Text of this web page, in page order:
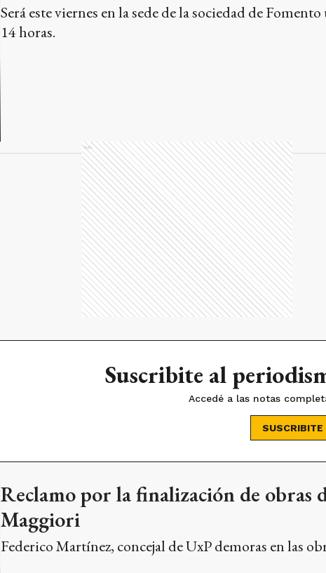
Será este viernes en la sede de la sociedad de
14 horas.
Suscribite al
Reclamo por la finalización de obras
Avanzan las obras de mejora hacia el
veredas y juegos integrales